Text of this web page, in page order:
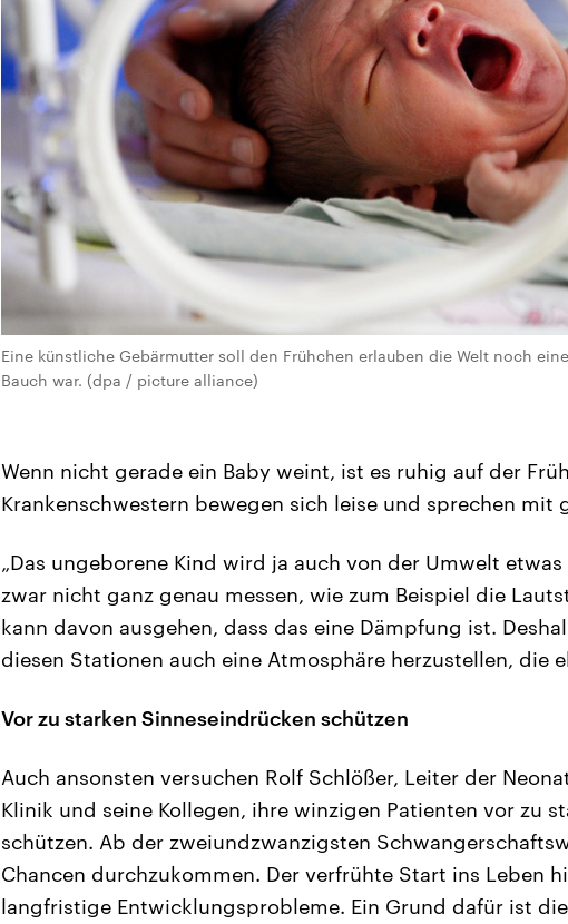
Eine künstliche Gebärmutter soll den Frühchen erlauben die Welt noch
Bauch war. (dpa / picture alliance)
Wenn nicht gerade ein Baby weint, ist es ruhig auf der
Krankenschwestern bewegen sich leise und sprechen mit
„Das ungeborene Kind wird ja auch von der Umwelt
zwar nicht ganz genau messen, wie zum Beispiel die
kann davon ausgehen, dass das eine Dämpfung ist.
diesen Stationen auch eine Atmosphäre herzustellen, die
Vor zu starken Sinneseindrücken schützen
Auch ansonsten versuchen Rolf Schlößer, Leiter der
Klinik und seine Kollegen, ihre winzigen Patienten vor zu
schützen. Ab der zweiundzwanzigsten
Chancen durchzukommen. Der verfrühte Start ins Leben
langfristige Entwicklungsprobleme. Ein Grund dafür ist